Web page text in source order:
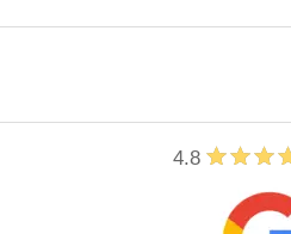
4.8